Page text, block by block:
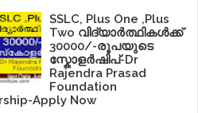
SSLC, Plus One ,Plus
Two വിദ്യാർത്ഥികൾക്ക്
30000/-രൂപയുടെ
സ്കോളർഷിപ്-Dr
Rajendra Prasad
Foundation
Apply Now